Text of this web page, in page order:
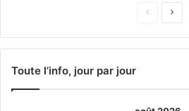
Page
Page
Toute l’info, jour par jour